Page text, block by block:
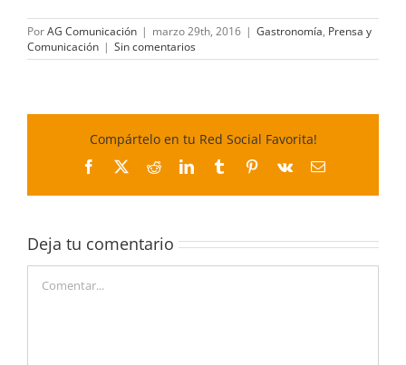
PorAG Comunicación | marzo 29th, 2016 | Gastronomía, Prensa y
Comunicación | Sin comentarios
Compártelo en tu Red Social Favorita!
Facebook
X RedditLinkedInTumblrPinterest
Vk
Correo
Deja tu comentario